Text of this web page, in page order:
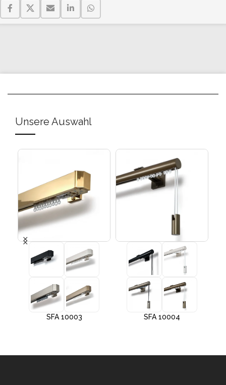
Unsere Auswahl
SFA 10003 SFA 10004